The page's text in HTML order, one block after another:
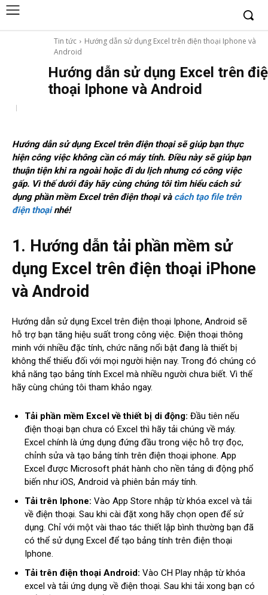
Tin tức
Hướng dẫn sử dụng Excel trên điện thoại Iphone và
Android
Hướng dẫn sử dụng Excel trên
thoại Iphone và Android
Hướng dẫn sử dụng Excel trên điện thoại sẽ giúp bạn thực
hiện công việc không cần có máy tính. Điều này sẽ giúp bạn
thuận tiện khi ra ngoài hoặc đi du lịch nhưng có công việc
gấp. Vì thế dưới đây hãy cùng chúng tôi tìm hiểu cách sử
dụng phần mềm Excel trên điện thoại và cách tạo file trên
điện thoạinhé!
1. Hướng dẫn tải phần mềm sử
dụng Excel trên điện thoại iPhone
và Android
Hướng dẫn sử dụng Excel trên điện thoại Iphone, Android sẽ
hỗ trợ bạn tăng hiệu suất trong công việc. Điện thoại thông
minh với nhiều đặc tính, chức năng nổi bật đang là thiết bị
không thể thiếu đối với mọi người hiện nay. Trong đó chúng có
khả năng tạo bảng tính Excel mà nhiều người chưa biết. Vì thế
hãy cùng chúng tôi tham khảo ngay.
Tải phần mềm Excel về thiết bị di động: Đầu tiên nếu
điện thoại bạn chưa có Excel thì hãy tải chúng về máy.
Excel chính là ứng dụng đứng đầu trong việc hỗ trợ đọc,
chỉnh sửa và tạo bảng tính trên điện thoại iphone. App
Excel được Microsoft phát hành cho nền tảng di động phổ
biến như iOS, Android và phiên bản máy tính.
Tải trên Iphone: Vào App Store nhập từ khóa excel và tải
về điện thoại. Sau khi cài đặt xong hãy chọn open để sử
dụng. Chỉ với một vài thao tác thiết lập bình thường bạn đã
có thể sử dụng Excel để tạo bảng tính trên điện thoại
Iphone.
Tải trên điện thoại Android: Vào CH Play nhập từ khóa
excel và tải ứng dụng về điện thoại. Sau khi tải xong bạn có